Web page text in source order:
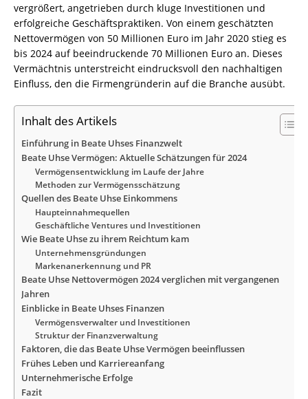
vergrößert, angetrieben durch kluge Investitionen und
erfolgreiche Geschäftspraktiken. Von einem geschätzten
Nettovermögen von 50 Millionen Euro im Jahr 2020 stieg es
bis 2024 auf beeindruckende 70 Millionen Euro an. Dieses
Vermächtnis unterstreicht eindrucksvoll den nachhaltigen
Einfluss, den die Firmengründerin auf die Branche ausübt.
Inhalt des Artikels
Einführung in Beate Uhses Finanzwelt
Beate Uhse Vermögen: Aktuelle Schätzungen für 2024
Vermögensentwicklung im Laufe der Jahre
Methoden zur Vermögensschätzung
Quellen des Beate Uhse Einkommens
Haupteinnahmequellen
Geschäftliche Ventures und Investitionen
Wie Beate Uhse zu ihrem Reichtum kam
Unternehmensgründungen
Markenanerkennung und PR
Beate Uhse Nettovermögen 2024 verglichen mit vergangenen
Jahren
Einblicke in Beate Uhses Finanzen
Vermögensverwalter und Investitionen
Struktur der Finanzverwaltung
Faktoren, die das Beate Uhse Vermögen beeinflussen
Frühes Leben und Karriereanfang
Unternehmerische Erfolge
Fazit